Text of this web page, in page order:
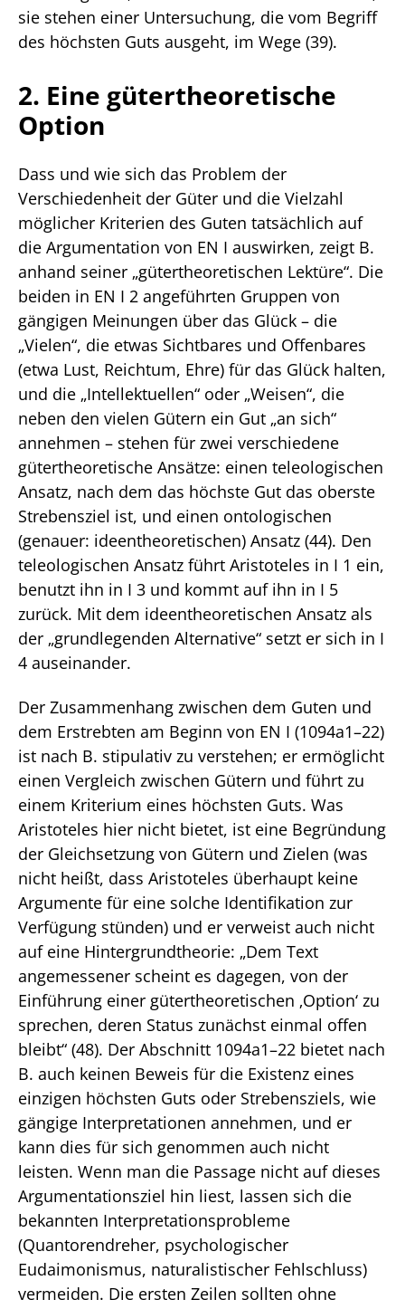
sie stehen einer Untersuchung, die vom Begriff
des höchsten Guts ausgeht, im Wege (39).
2. Eine gütertheoretische
Option
Dass und wie sich das Problem der
Verschiedenheit der Güter und die Vielzahl
möglicher Kriterien des Guten tatsächlich auf
die Argumentation von EN I auswirken, zeigt B.
anhand seiner „gütertheoretischen Lektüre“. Die
beiden in EN I 2 angeführten Gruppen von
gängigen Meinungen über das Glück – die
„Vielen“, die etwas Sichtbares und Offenbares
(etwa Lust, Reichtum, Ehre) für das Glück halten,
und die „Intellektuellen“ oder „Weisen“, die
neben den vielen Gütern ein Gut „an sich“
annehmen – stehen für zwei verschiedene
gütertheoretische Ansätze: einen teleologischen
Ansatz, nach dem das höchste Gut das oberste
Strebensziel ist, und einen ontologischen
(genauer: ideentheoretischen) Ansatz (44). Den
teleologischen Ansatz führt Aristoteles in I 1 ein,
benutzt ihn in I 3 und kommt auf ihn in I 5
zurück. Mit dem ideentheoretischen Ansatz als
der „grundlegenden Alternative“ setzt er sich in I
4 auseinander.
Der Zusammenhang zwischen dem Guten und
dem Erstrebten am Beginn von EN I (1094a1–22)
ist nach B. stipulativ zu verstehen; er ermöglicht
einen Vergleich zwischen Gütern und führt zu
einem Kriterium eines höchsten Guts. Was
Aristoteles hier nicht bietet, ist eine Begründung
der Gleichsetzung von Gütern und Zielen (was
nicht heißt, dass Aristoteles überhaupt keine
Argumente für eine solche Identifikation zur
Verfügung stünden) und er verweist auch nicht
auf eine Hintergrundtheorie: „Dem Text
angemessener scheint es dagegen, von der
Einführung einer gütertheoretischen ‚Option‘ zu
sprechen, deren Status zunächst einmal offen
bleibt“ (48). Der Abschnitt 1094a1–22 bietet nach
B. auch keinen Beweis für die Existenz eines
einzigen höchsten Guts oder Strebensziels, wie
gängige Interpretationen annehmen, und er
kann dies für sich genommen auch nicht
leisten. Wenn man die Passage nicht auf dieses
Argumentationsziel hin liest, lassen sich die
bekannten Interpretationsprobleme
(Quantorendreher, psychologischer
Eudaimonismus, naturalistischer Fehlschluss)
vermeiden. Die ersten Zeilen sollten ohne